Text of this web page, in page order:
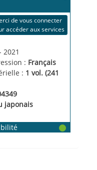
de vous connecter
accéder aux services
2021
: Français
: 1 vol. (241
japonais